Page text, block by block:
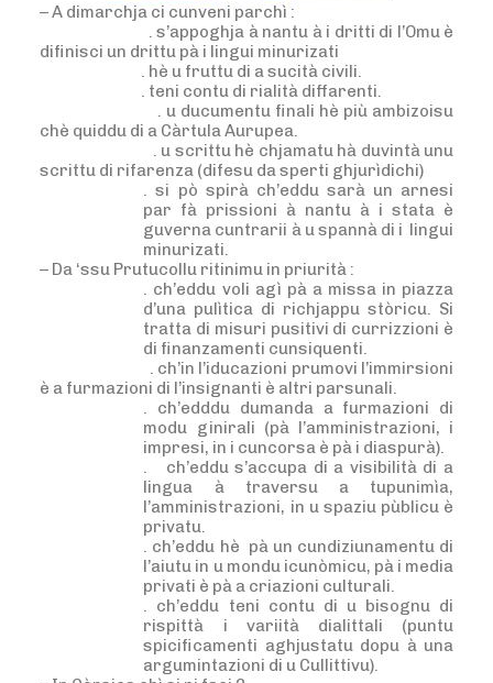
– A dimarchja ci cunveni parchì :
. s’appoghja à nantu à i dritti di l’Omu è
difinisci un drittu pà i lingui minurizati
. hè u fruttu di a sucità civili.
. teni contu di rialità diffarenti.
. u ducumentu finali hè più ambizoisu
chè quiddu di a Càrtula Aurupea.
. u scrittu hè chjamatu hà duvintà unu
scrittu di rifarenza (difesu da sperti ghjurìdichi)
. si pò spirà ch’eddu sarà un arnesi
par fà prissioni à nantu à i stata è
guverna cuntrarii à u spannà di i lingui
minurizati.
– Da ‘ssu Prutucollu ritinimu in priurità :
. ch’eddu voli agì pà a missa in piazza
d’una pulìtica di richjappu stòricu. Si
tratta di misuri pusitivi di currizzioni è
di finanzamenti cunsiquenti.
. ch’in l’iducazioni prumovi l’immirsioni
è a furmazioni di l’insignanti è altri parsunali.
. ch’edddu dumanda a furmazioni di
modu ginirali (pà l’amministrazioni, i
impresi, in i cuncorsa è pà i diaspurà).
.
ch’eddu s’accupa di a visibilità di a
lingua à traversu a tupunimìa,
l’amministrazioni, in u spaziu pùblicu è
privatu.
. ch’eddu hè pà un cundiziunamentu di
l’aiutu in u mondu icunòmicu, pà i media
privati è pà a criazioni culturali.
. ch’eddu teni contu di u bisognu di
rispittà i variità dialittali (puntu
spicificamenti aghjustatu dopu à una
argumintazioni di u Cullittivu).